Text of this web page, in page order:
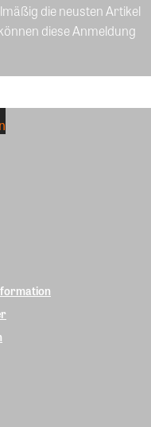
die neusten Artikel
diese Anmeldung